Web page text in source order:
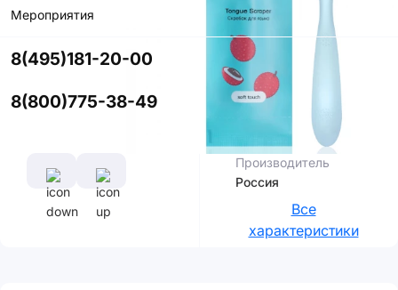
Мероприятия
8(495)181-20-00
8(800)775-38-49
Характеристики
Производитель
Россия
Все
характеристики